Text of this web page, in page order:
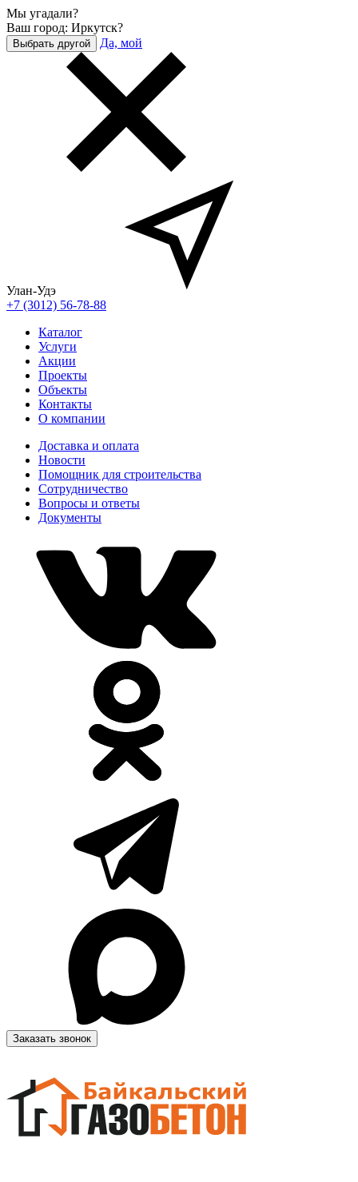
Мы угадали?
Ваш город: Иркутск?
Выбрать другой Да, мой
Улан-Удэ
+7 (3012) 56-78-88
Каталог
Услуги
Акции
Проекты
Объекты
Контакты
О компании
Доставка и оплата
Новости
Помощник для строительства
Сотрудничество
Вопросы и ответы
Документы
Заказать звонок